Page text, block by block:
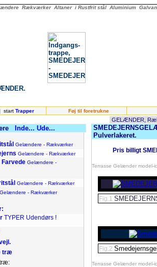
Rækværker Altaner i Rustfrit stål Aluminium
trappe
Trapper Føj til foretrukne
Inde... Ude...
Gelændere - Rækværker
Gelændere - Rækværker
Farvede Gelændere -
Gelændere - Rækværker
- Rækværker
TYPER Udendørs !
træ
Pulverlakeret.
Pris billigt
Terrasse Gelænder model-
Fig.1
Fig.2
Terrasse Gelænder model-